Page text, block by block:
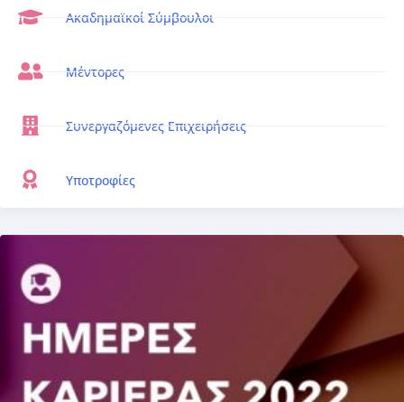
Ακαδημαϊκοί Σύμβουλοι
Μέντορες
Συνεργαζόμενες Επιχειρήσεις
Υποτροφίες